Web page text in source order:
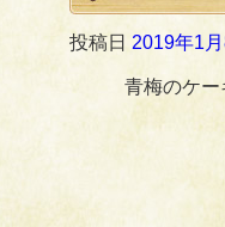
投稿日 2019年1月
青梅のケー